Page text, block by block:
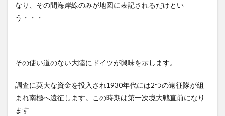
なり、その間海岸線のみが地図に表記されるだけとい
う・・・
その使い道のない大陸にドイツが興味を示します。
調査に莫大な資金を投入され1930年代には2つの遠征隊が組
まれ南極へ遠征します。この時期は第一次境大戦直前になり
ます